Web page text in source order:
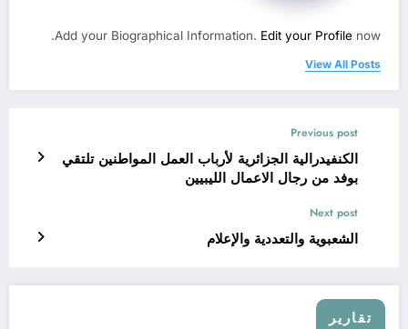
Add your Biographical Information. Edit your Profile now.
View All Posts
Previous post
الكنفيدرالية الجزائرية لأرباب العمل المواطنين تلتقي
بوفد من رجال الاعمال الليبيين
Next post
الشعبوية والتعددية والإعلام
تقارير